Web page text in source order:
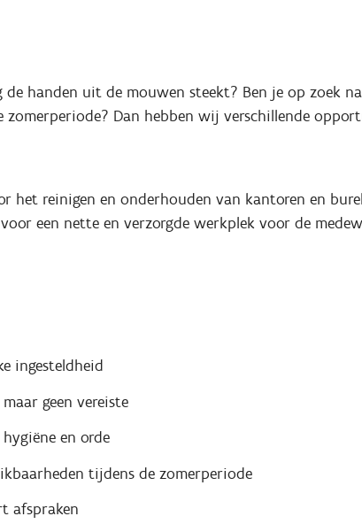
handen uit de mouwen steekt? Ben je op zoek
Dan hebben wij verschillende
het reinigen en onderhouden van kantoren en
een nette en verzorgde werkplek voor de
ingesteldheid
geen vereiste
en orde
tijdens de zomerperiode
afspraken